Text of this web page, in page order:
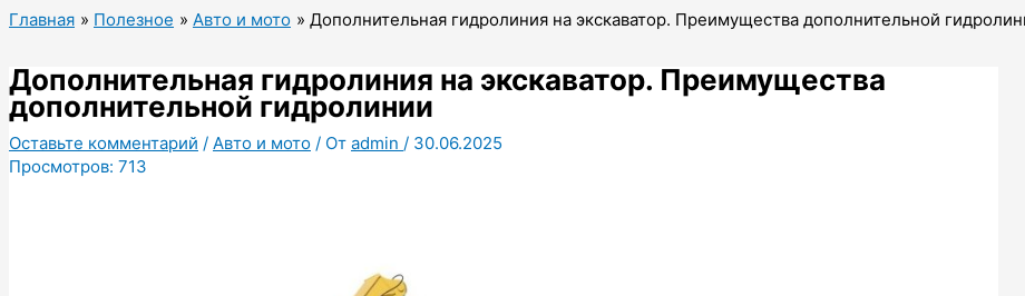
Главная Полезное Авто и мото Дополнительная гидролиния на экскаватор. Преимущества дополнительной
Дополнительная гидролиния на экскаватор. Преимущества
дополнительной гидролинии
Оставьте комментарий / Авто и мото / От admin / 30.06.2025
Просмотров: 713